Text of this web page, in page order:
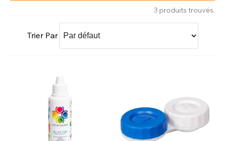
3 produits trouvés.
Trier Par